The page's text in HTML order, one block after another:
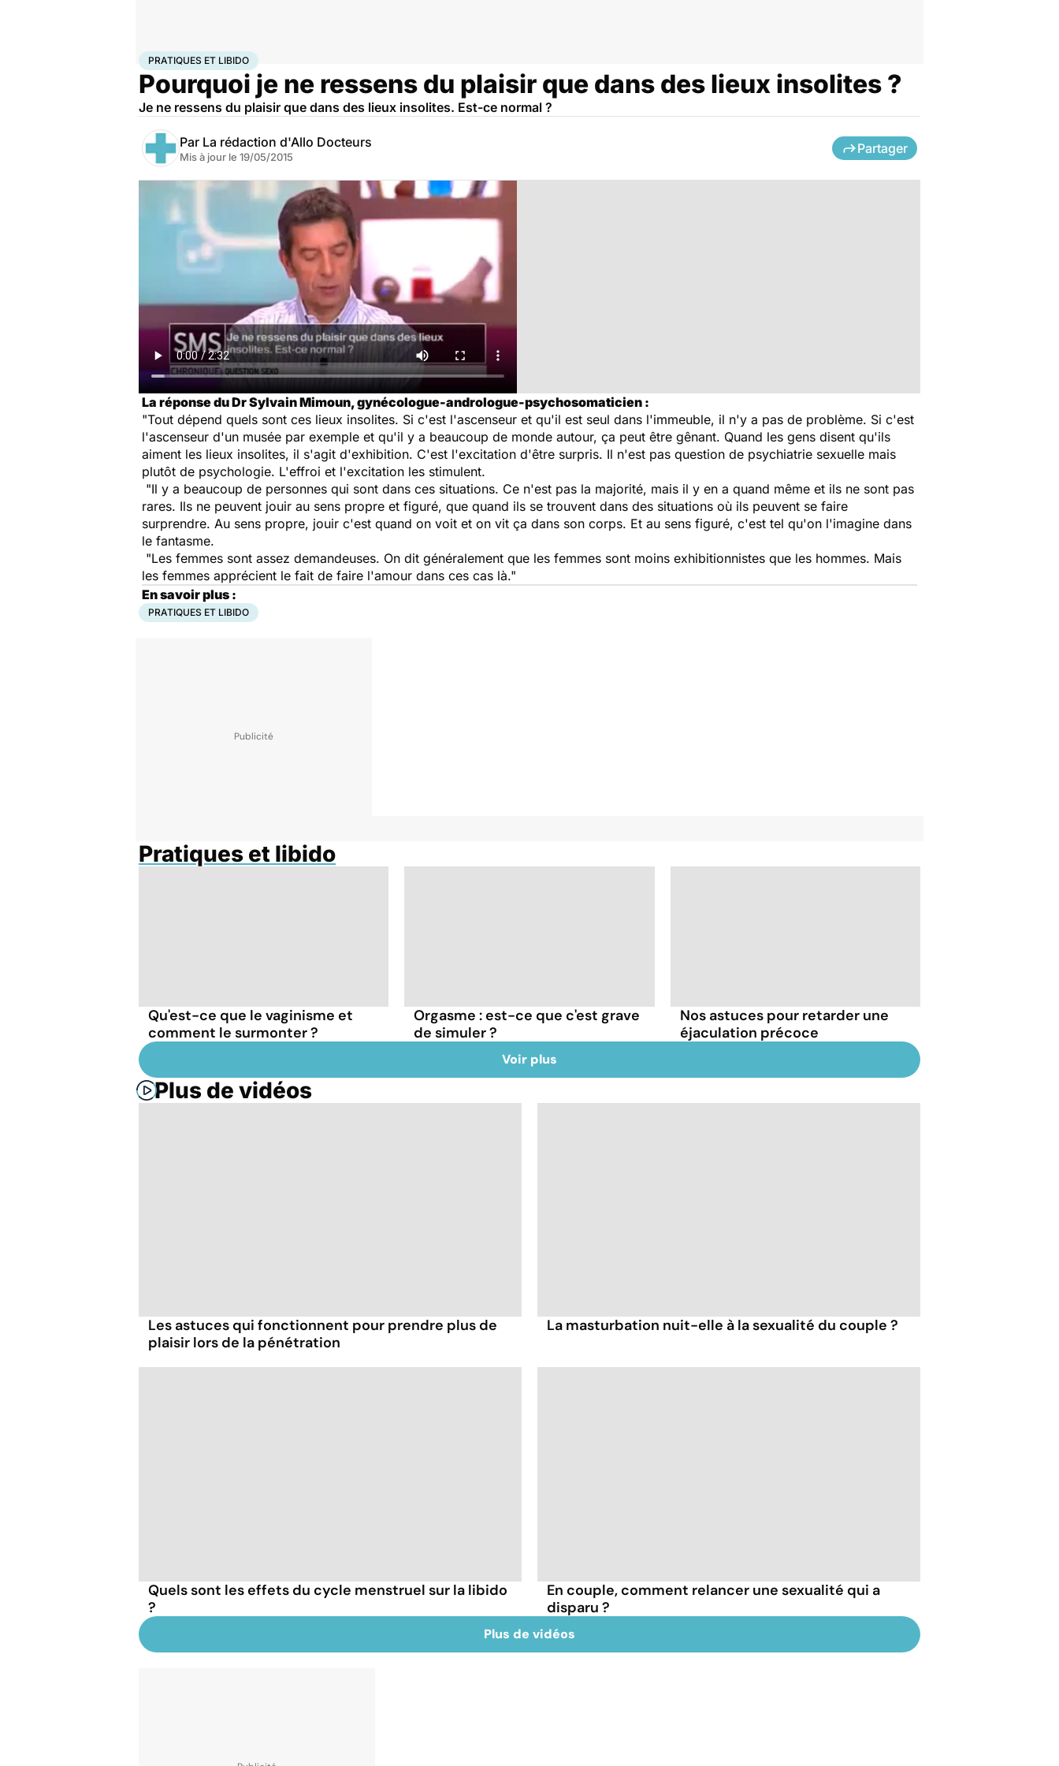
AccueilBien-êtreSexoPratiques et libido
PRATIQUES ET LIBIDO
Pourquoi je ne ressens du plaisir que dans des lieux insolites ?
Je ne ressens du plaisir que dans des lieux insolites. Est-ce normal ?
Par La rédaction d'Allo Docteurs
Mis à jour le 19/05/2015
Partager
La réponse du Dr Sylvain Mimoun, gynécologue-andrologue-psychosomaticien :
"Tout dépend quels sont ces lieux insolites. Si c'est l'ascenseur et qu'il est seul dans l'immeuble, il n'y a pas de problème. Si c'est
l'ascenseur d'un musée par exemple et qu'il y a beaucoup de monde autour, ça peut être gênant. Quand les gens disent qu'ils
aiment les lieux insolites, il s'agit d'exhibition. C'est l'excitation d'être surpris. Il n'est pas question de psychiatrie sexuelle mais
plutôt de psychologie. L'effroi et l'excitation les stimulent.
"Il y a beaucoup de personnes qui sont dans ces situations. Ce n'est pas la majorité, mais il y en a quand même et ils ne sont pas
rares. Ils ne peuvent jouir au sens propre et figuré, que quand ils se trouvent dans des situations où ils peuvent se faire
surprendre. Au sens propre, jouir c'est quand on voit et on vit ça dans son corps. Et au sens figuré, c'est tel qu'on l'imagine dans
le fantasme.
"Les femmes sont assez demandeuses. On dit généralement que les femmes sont moins exhibitionnistes que les hommes. Mais
les femmes apprécient le fait de faire l'amour dans ces cas là."
En savoir plus :
PRATIQUES ET LIBIDO
Pratiques et libido
Qu'est-ce que le vaginisme et
comment le surmonter ?
Orgasme : est-ce que c'est grave
de simuler ?
Nos astuces pour retarder une
éjaculation précoce
Voir plus
Plus de vidéos
Les astuces qui fonctionnent pour prendre plus de
plaisir lors de la pénétration
La masturbation nuit-elle à la sexualité du couple ?
Quels sont les effets du cycle menstruel sur la libido
?
En couple, comment relancer une sexualité qui a
disparu ?
Plus de vidéos